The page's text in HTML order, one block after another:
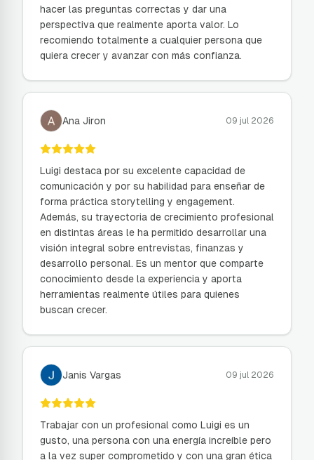
hacer las preguntas correctas y dar una
perspectiva que realmente aporta valor. Lo
recomiendo totalmente a cualquier persona que
quiera crecer y avanzar con más confianza.
Ana Jiron 09 jul 2026
Luigi destaca por su excelente capacidad de
comunicación y por su habilidad para enseñar de
forma práctica storytelling y engagement.
Además, su trayectoria de crecimiento profesional
en distintas áreas le ha permitido desarrollar una
visión integral sobre entrevistas, finanzas y
desarrollo personal. Es un mentor que comparte
conocimiento desde la experiencia y aporta
herramientas realmente útiles para quienes
buscan crecer.
Janis Vargas 09 jul 2026
Trabajar con un profesional como Luigi es un
gusto, una persona con una energía increíble pero
a la vez super comprometido y con una gran ética